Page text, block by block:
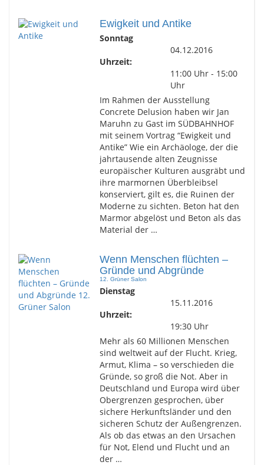
Ewigkeit und Antike
Sonntag
04.12.2016
Uhrzeit:
11:00 Uhr - 15:00
Uhr
Im Rahmen der Ausstellung
Concrete Delusion haben wir Jan
Maruhn zu Gast im SÜDBAHNHOF
mit seinem Vortrag “Ewigkeit und
Antike” Wie ein Archäologe, der die
jahrtausende alten Zeugnisse
europäischer Kulturen ausgräbt und
ihre marmornen Überbleibsel
konserviert, gilt es, die Ruinen der
Moderne zu sichten. Beton hat den
Marmor abgelöst und Beton als das
Material der …
Wenn Menschen flüchten –
Gründe und Abgründe
12. Grüner Salon
Dienstag
15.11.2016
Uhrzeit:
19:30 Uhr
Mehr als 60 Millionen Menschen
sind weltweit auf der Flucht. Krieg,
Armut, Klima – so verschieden die
Gründe, so groß die Not. Aber in
Deutschland und Europa wird über
Obergrenzen gesprochen, über
sichere Herkunftsländer und den
sicheren Schutz der Außengrenzen.
Als ob das etwas an den Ursachen
für Not, Elend und Flucht und an
der …